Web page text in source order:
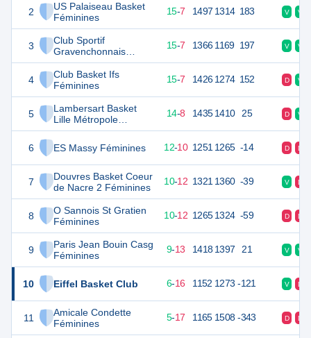
2
US Palaiseau Basket
Féminines
3
Club Sportif
Gravenchonnais
Féminines
4
Club Basket Ifs
Féminines
5
Lambersart Basket
Lille Métropole
Féminines
6
ES Massy Féminines
7
Douvres Basket Coeur
de Nacre 2 Féminines
8
O Sannois St Gratien
Féminines
9
Paris Jean Bouin Casg
Féminines
10 Eiffel Basket Club
11
Amicale Condette
Féminines
37 22 15-7 1497 1314 183 V V
15-7 1366 1169 197 V V
15-7 1426 1274 152 D V
36 14-8 1435 1410 25 D V
34 22 12-10 1251 1265 -14 D D
32 22 10-12 1321 1360 -39 V D
32 22 10-12 1265 1324 -59 D D
31 22 9-13 1418 1397 21 V V
28 6-16 1152 1273 -121 V D
27 5-17 1165 1508 -343 D D